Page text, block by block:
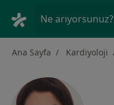
Ne arıyorsunuz?
Ana Sayfa Kardiyoloji